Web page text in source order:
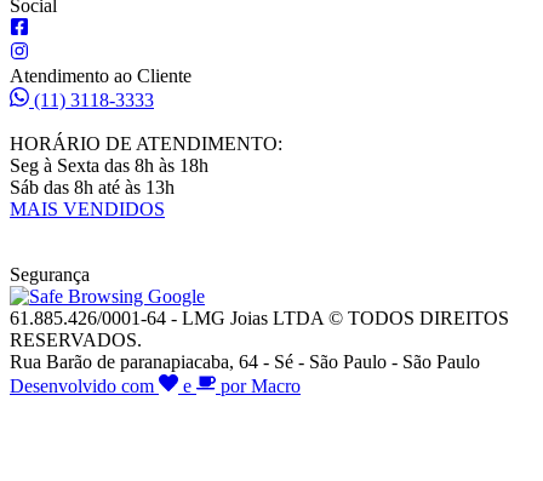
Social
Atendimento ao Cliente
(11) 3118-3333
HORÁRIO DE ATENDIMENTO:
Seg à Sexta das 8h às 18h
Sáb das 8h até às 13h
MAIS VENDIDOS
Segurança
61.885.426/0001-64 - LMG Joias LTDA © TODOS DIREITOS
RESERVADOS.
Rua Barão de paranapiacaba, 64 - Sé - São Paulo - São Paulo
Desenvolvido com
e por Macro